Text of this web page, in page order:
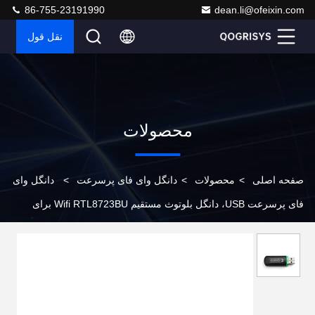
dean.li@ofeixin.com
86-755-23191990
نقل قول
محصولات
صفحه اصلی > محصولات > دانگل وای فای پرسرعت > دانگل وای
فای پرسرعت USB، دانگل بلوتوث مستقیم Wifi RTL8723BU برای